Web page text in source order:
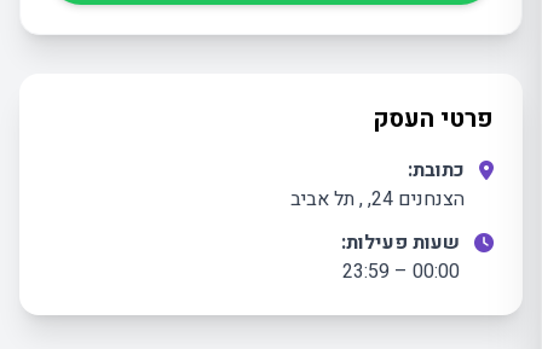
פרטי העסק
כתובת:
הצנחנים 24, , תל אביב
שעות פעילות:
00:00 – 23:59